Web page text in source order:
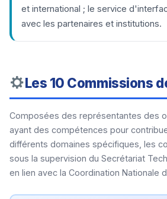
et international ; le service
avec les partenaires et institutions.
Les 10 Commissions
Composées des représentantes des
ayant des compétences pour
différents domaines spécifiques, les
sous la supervision du Secrétariat
en lien avec la Coordination Nationale